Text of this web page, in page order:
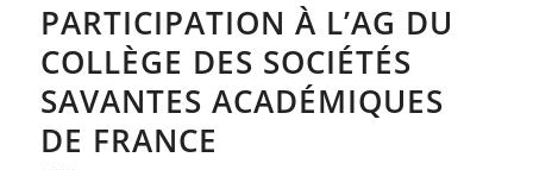
PARTICIPATION À L’AG DU
COLLÈGE DES SOCIÉTÉS
SAVANTES ACADÉMIQUES
DE FRANCE